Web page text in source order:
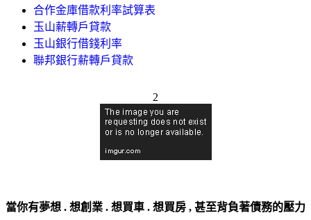
合作金庫借款利率試算表
玉山薪轉戶貸款
玉山銀行借錢利率
聯邦銀行薪轉戶貸款
2
當你有夢想 . 想創業 . 想買車 . 想買房 , 甚至背負著債務的壓力